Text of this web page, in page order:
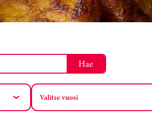
Hae
Valitse vuosi